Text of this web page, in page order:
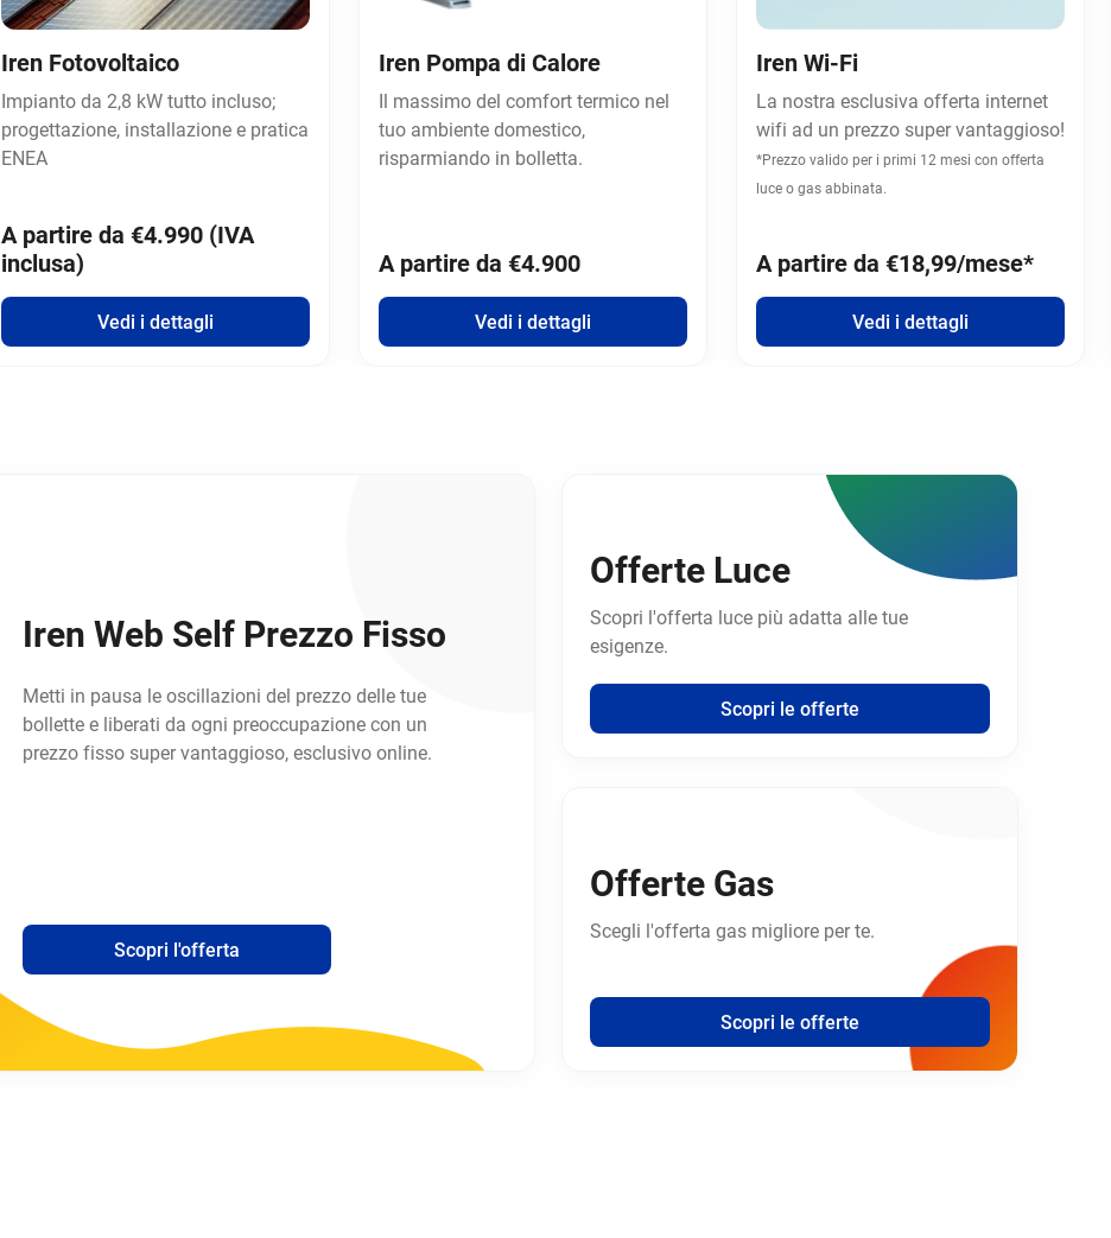
Iren Fotovoltaico
Impianto da 2,8 kW tutto incluso;
progettazione, installazione e pratica
ENEA
A partire da €4.990 (IVA
inclusa)
Vedi i dettagli
Iren Pompa di Calore
Il massimo del comfort termico nel
tuo ambiente domestico,
risparmiando in bolletta.
A partire da €4.900
Vedi i dettagli
Iren Wi-Fi
La nostra esclusiva offerta internet
wifi ad un prezzo super vantaggioso!
*Prezzo valido per i primi 12 mesi con offerta
luce o gas abbinata.
A partire da €18,99/mese*
Vedi i dettagli
Iren Web Self Prezzo Fisso
Metti in pausa le oscillazioni del prezzo delle tue
bollette e liberati da ogni preoccupazione con un
prezzo fisso super vantaggioso, esclusivo online.
Scopri l'offerta
Offerte Luce
Scopri l'offerta luce più adatta alle tue
esigenze.
Scopri le offerte
Offerte Gas
Scegli l'offerta gas migliore per te.
Scopri le offerte